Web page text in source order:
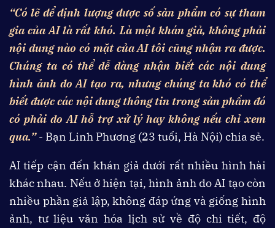
“Có lẽ để định lượng được số sản phẩm có sự tham
gia của AI là rất khó. Là một khán giả, không phải
nội dung nào có mặt của AI tôi cũng nhận ra được.
Chúng ta có thể dễ dàng nhận biết các nội dung
hình ảnh do AI tạo ra, nhưng chúng ta khó có thể
biết được các nội dung thông tin trong sản phẩm đó
có phải do AI hỗ trợ xử lý hay không nếu chỉ xem
qua.” - Bạn Linh Phương (23 tuổi, Hà Nội) chia sẻ.
AI tiếp cận đến khán giả dưới rất nhiều hình hài
khác nhau. Nếu ở hiện tại, hình ảnh do AI tạo còn
nhiều phần giả lập, không đáp ứng và giống hình
ảnh, tư liệu văn hóa lịch sử về độ chi tiết, độ